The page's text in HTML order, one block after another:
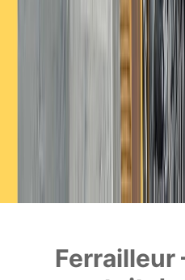
Ferrailleur